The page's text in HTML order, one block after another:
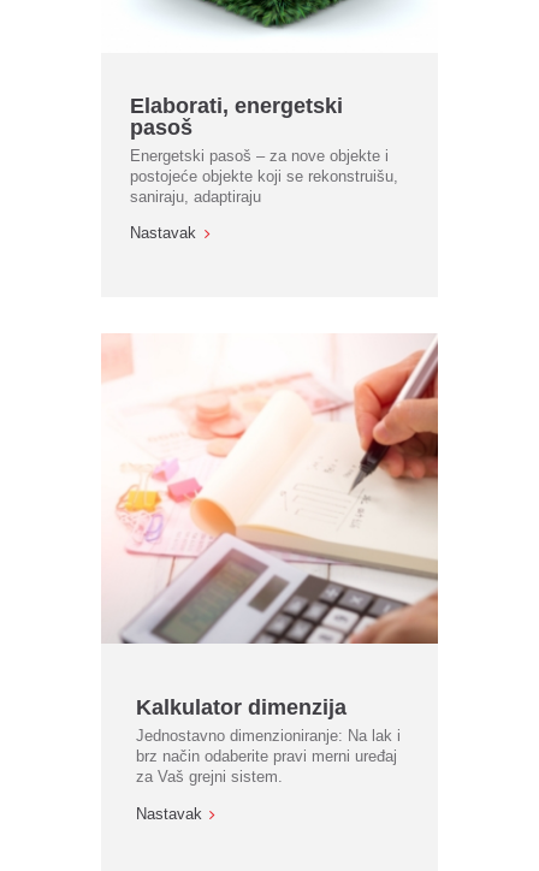
Elaborati, energetski
pasoš
Energetski pasoš – za nove objekte i
postojeće objekte koji se rekonstruišu,
saniraju, adaptiraju
Nastavak
Kalkulator dimenzija
Jednostavno dimenzioniranje: Na lak i
brz način odaberite pravi merni uređaj
za Vaš grejni sistem.
Nastavak